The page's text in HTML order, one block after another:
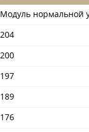
Модуль нормальной
204
200
197
189
176